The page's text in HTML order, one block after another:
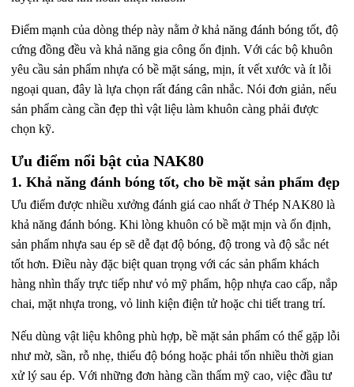
Điểm mạnh của dòng thép này nằm ở khả năng đánh bóng tốt, độ
cứng đồng đều và khả năng gia công ổn định. Với các bộ khuôn
yêu cầu sản phẩm nhựa có bề mặt sáng, mịn, ít vết xước và ít lỗi
ngoại quan, đây là lựa chọn rất đáng cân nhắc. Nói đơn giản, nếu
sản phẩm càng cần đẹp thì vật liệu làm khuôn càng phải được
chọn kỹ.
Ưu điểm nổi bật của NAK80
1. Khả năng đánh bóng tốt, cho bề mặt sản phẩm đẹp
Ưu điểm được nhiều xưởng đánh giá cao nhất ở Thép NAK80 là
khả năng đánh bóng. Khi lòng khuôn có bề mặt mịn và ổn định,
sản phẩm nhựa sau ép sẽ dễ đạt độ bóng, độ trong và độ sắc nét
tốt hơn. Điều này đặc biệt quan trọng với các sản phẩm khách
hàng nhìn thấy trực tiếp như vỏ mỹ phẩm, hộp nhựa cao cấp, nắp
chai, mặt nhựa trong, vỏ linh kiện điện tử hoặc chi tiết trang trí.
Nếu dùng vật liệu không phù hợp, bề mặt sản phẩm có thể gặp lỗi
như mờ, sần, rỗ nhẹ, thiếu độ bóng hoặc phải tốn nhiều thời gian
xử lý sau ép. Với những đơn hàng cần thẩm mỹ cao, việc đầu tư